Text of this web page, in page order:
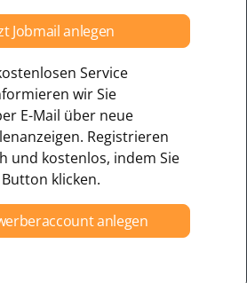
Jobmail anlegen
Service
wir Sie
E-Mail über neue
Registrieren
und kostenlos, indem Sie
klicken.
anlegen